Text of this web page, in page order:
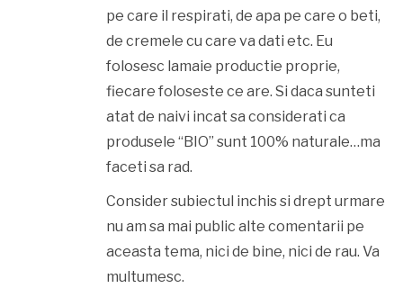
pe care il respirati, de apa pe care o beti,
de cremele cu care va dati etc. Eu
folosesc lamaie productie proprie,
fiecare foloseste ce are. Si daca sunteti
atat de naivi incat sa considerati ca
produsele “BIO” sunt 100% naturale…ma
faceti sa rad.
Consider subiectul inchis si drept urmare
nu am sa mai public alte comentarii pe
aceasta tema, nici de bine, nici de rau. Va
multumesc.